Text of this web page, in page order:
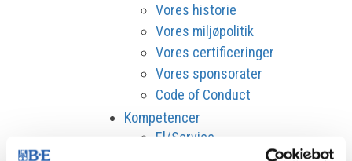
Vores historie
Vores miljøpolitik
Vores certificeringer
Vores sponsorater
Code of Conduct
Kompetencer
El/Service